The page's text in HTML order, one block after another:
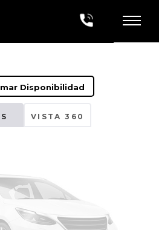
Disponibilidad
VISTA 360
Fotos No
revise luego